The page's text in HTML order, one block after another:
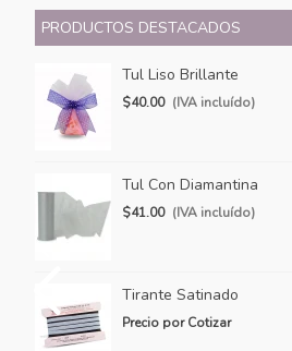
PRODUCTOS DESTACADOS
Tul Liso Brillante
$40.00 (IVA incluído)
Tul Con Diamantina
$41.00 (IVA incluído)
Tirante Satinado
Precio por Cotizar